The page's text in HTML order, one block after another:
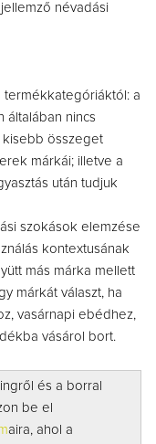
névadási
a
általában nincs
kisebb összeget
márkái; illetve a
után tudjuk
szokások elemzése
kontextusának
más márka mellett
márkát választ, ha
vasárnapi ebédhez,
vásárol bort.
és a borral
be el
aira, ahol a